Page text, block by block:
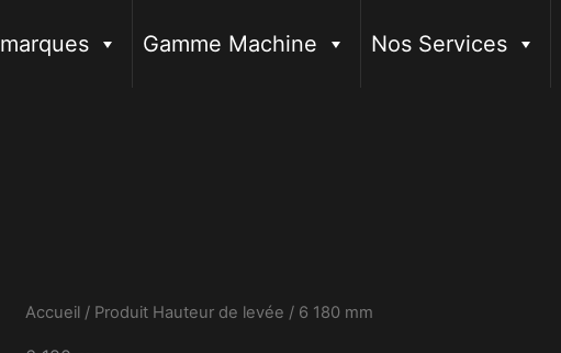
Gamme Machine Nos Services
Accueil / Produit Hauteur de levée / 6 180 mm